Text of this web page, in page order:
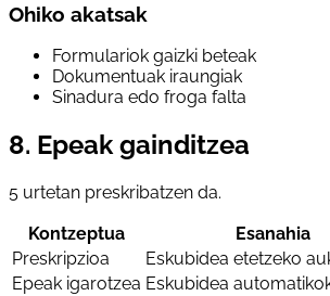
Ohiko akatsak
Formulariok gaizki beteak
Dokumentuak iraungiak
Sinadura edo froga falta
8. Epeak gainditzea
5 urtetan preskribatzen da.
Kontzeptua
Esanahia
Preskripzioa
Eskubidea etetzeko
Epeak igarotzea Eskubidea